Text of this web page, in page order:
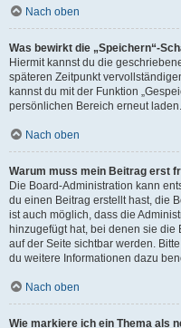
Nach oben
Was bewirkt die „Speichern“-
Hiermit kannst du die
späteren Zeitpunkt
kannst du mit der Funktion
persönlichen Bereich erneut laden.
Nach oben
Warum muss mein Beitrag erst
Die Board-Administration kann
du einen Beitrag erstellt hast, die
ist auch möglich, dass die
hinzugefügt hat, bei denen sie die
auf der Seite sichtbar werden.
du weitere Informationen dazu
Nach oben
Wie markiere ich ein Thema als